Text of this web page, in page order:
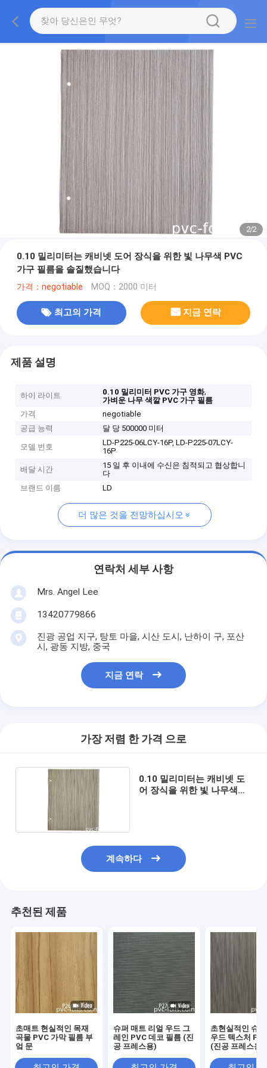
2/2
0.10 밀리미터는 캐비넷 도어 장식을 위한 빛 나무색 PVC
가구 필름을 솔질했습니다
가격：negotiable MOQ：2000 미터
최고의 가격 지금 연락
제품 설명
하이 라이트 0.10 밀리미터 PVC 가구 영화,
가벼운 나무 색깔 PVC 가구 필름
가격
negotiable
공급 능력
달 당 500000 미터
모델 번호
LD-P225-06LCY-16P, LD-P225-07LCY-
16P
배달 시간
15 일 후 이내에 수신은 침적되고 협상합니
다
브랜드 이름
LD
더 많은 것을 전망하십시오
연락처 세부 사항
Mrs. Angel Lee
13420779866
진광 공업 지구, 탕토 마을, 시산 도시, 난하이 구, 포산
시, 광동 지방, 중국
지금 연락
가장 저렴 한 가격 으로
0.10 밀리미터는 캐비넷 도
어 장식을 위한 빛 나무색
계속하다
추천된 제품
초매트 현실적인 목재
곡물 PVC 가막 필름 부
엌 문
슈퍼 매트 리얼 우드 그
레인 PVC 데코 필름 (진
공 프레스용)
초현실적인 슈
우드 텍스처
(진공 프레스용)